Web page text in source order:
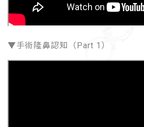
▼手術隆鼻認知（Part 1）